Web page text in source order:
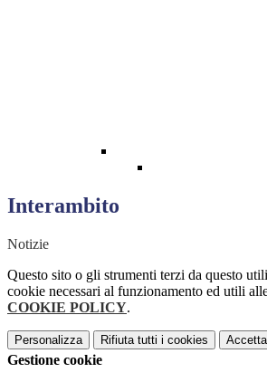
Interambito
Notizie
Questo sito o gli strumenti terzi da questo
cookie necessari al funzionamento ed utili
COOKIE POLICY.
Personalizza Rifiuta tutti i cookies
Gestione cookie